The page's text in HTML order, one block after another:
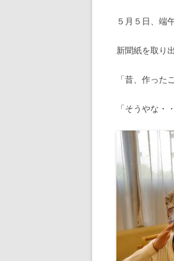
５月５日、端
新聞紙を取り
「昔、作った
「そうやな・